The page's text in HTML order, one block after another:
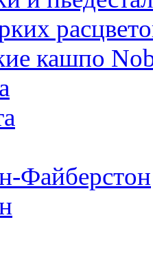
кашпо
Файберстон